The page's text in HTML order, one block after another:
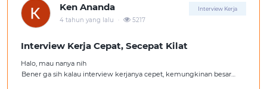
Ken Ananda Interview Kerja
4 tahun yang lalu . 5217
Interview Kerja Cepat, Secepat Kilat
Halo, mau nanya nih
Bener ga sih kalau interview kerjanya cepet, kemungkinan besar